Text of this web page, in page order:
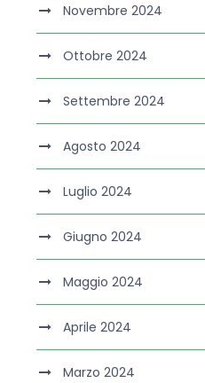
Novembre 2024
Ottobre 2024
Settembre 2024
Agosto 2024
Luglio 2024
Giugno 2024
Maggio 2024
Aprile 2024
Marzo 2024